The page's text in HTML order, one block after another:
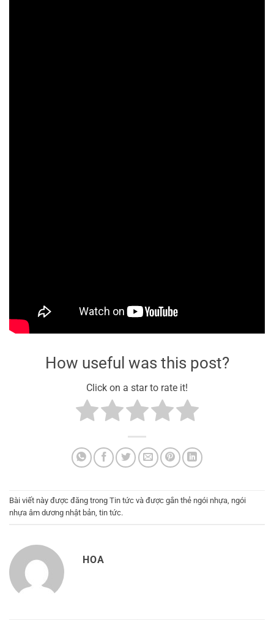
How useful was this post?
Click on a star to rate it!
Bài viết này được đăng trong Tin tức và được gắn thẻ ngói nhựa, ngói
nhựa âm dương nhật bản, tin tức.
HOA